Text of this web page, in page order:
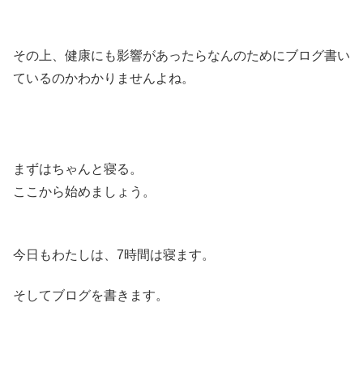
その上、健康にも影響があったらなんのためにブログ書い
ているのかわかりませんよね。
まずはちゃんと寝る。
ここから始めましょう。
今日もわたしは、7時間は寝ます。
そしてブログを書きます。